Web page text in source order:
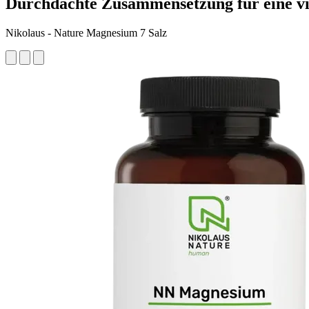
Nikolaus - Nature Magnesium 7 Salz